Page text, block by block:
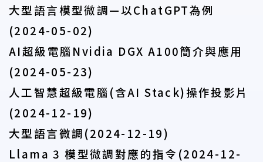
大型語言模型微調—以ChatGPT為例
(2024-05-02)
AI超級電腦Nvidia DGX A100簡介與應用
(2024-05-23)
人工智慧超級電腦(含AI Stack)操作投影片
(2024-12-19)
大型語言微調(2024-12-19)
Llama 3模型微調對應的指令(2024-12-